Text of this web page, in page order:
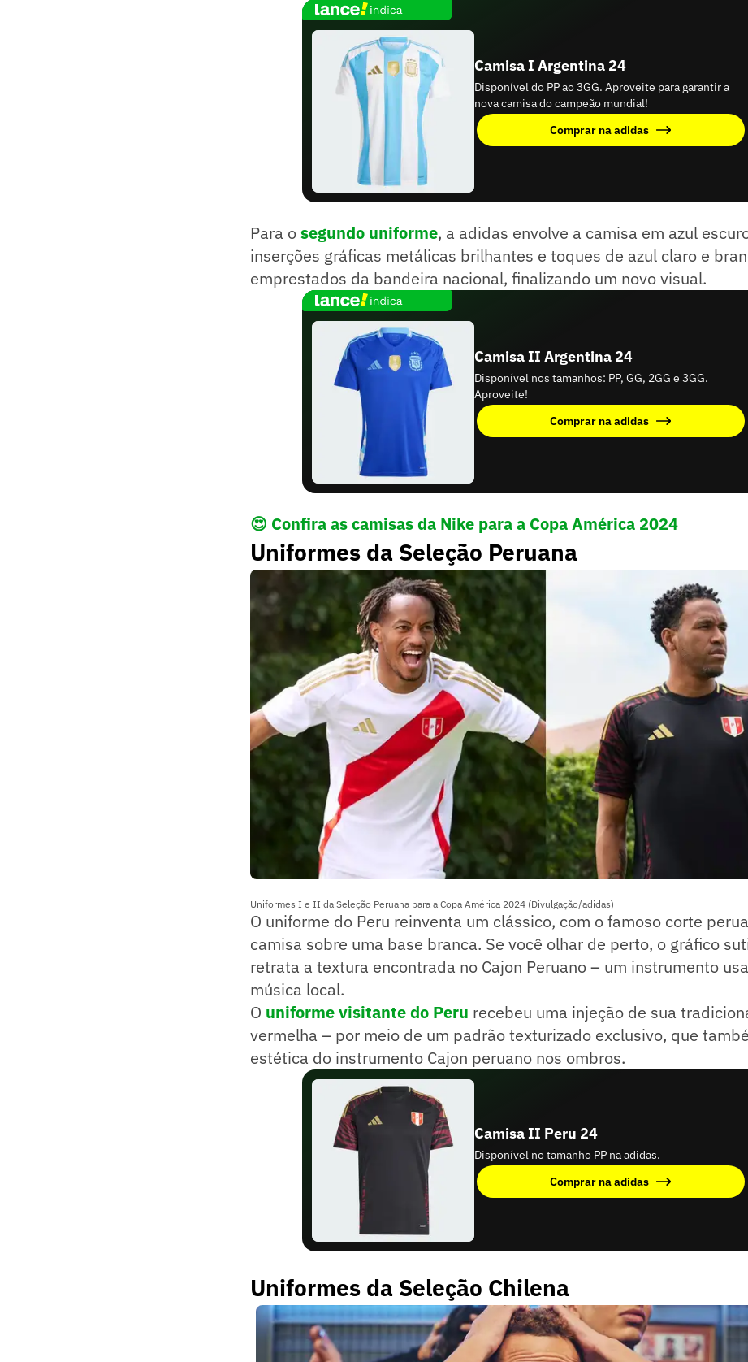
Camisa I Argentina 24
Disponível do PP ao 3GG. Aproveite para garantir a
nova camisa do campeão mundial!
Comprar na adidas
Para osegundo uniforme, a adidas envolve a camisa em azul
inserções gráficas metálicas brilhantes e toques de azul claro e
emprestados da bandeira nacional, finalizando um novo visual.
Camisa II Argentina 24
Disponível nos tamanhos: PP, GG, 2GG e 3GG.
Aproveite!
Comprar na adidas
😍 Confira as camisas da Nike para a Copa América 2024
Uniformes da Seleção Peruana
Uniformes I e II da Seleção Peruana para a Copa América 2024 (Divulgação/adidas)
O uniforme do Peru reinventa um clássico, com o famoso corte
camisa sobre uma base branca. Se você olhar de perto, o gráfico
retrata a textura encontrada no Cajon Peruano – um instrumento
música local.
O uniforme visitante do Peru recebeu uma injeção de sua
vermelha – por meio de um padrão texturizado exclusivo, que
estética do instrumento Cajon peruano nos ombros.
Camisa II Peru 24
Disponível no tamanho PP na adidas.
Comprar na adidas
Uniformes da Seleção Chilena